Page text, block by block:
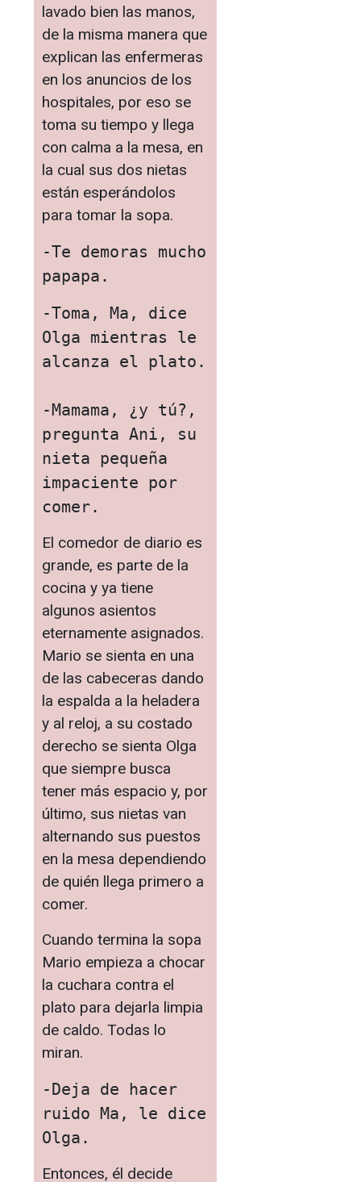
lavado bien las manos,
de la misma manera que
explican las enfermeras
en los anuncios de los
hospitales, por eso se
toma su tiempo y llega
con calma a la mesa, en
la cual sus dos nietas
están esperándolos
para tomar la sopa.
-Te demoras mucho
papapa.
-Toma, Ma, dice
Olga mientras le
alcanza el plato.
-Mamama, ¿y tú?,
pregunta Ani, su
nieta pequeña
impaciente por
comer.
El comedor de diario es
grande, es parte de la
cocina y ya tiene
algunos asientos
eternamente asignados.
Mario se sienta en una
de las cabeceras dando
la espalda a la heladera
y al reloj, a su costado
derecho se sienta Olga
que siempre busca
tener más espacio y, por
último, sus nietas van
alternando sus puestos
en la mesa dependiendo
de quién llega primero a
comer.
Cuando termina la sopa
Mario empieza a chocar
la cuchara contra el
plato para dejarla limpia
de caldo. Todas lo
miran.
-Deja de hacer
ruido Ma, le dice
Olga.
Entonces, él decide